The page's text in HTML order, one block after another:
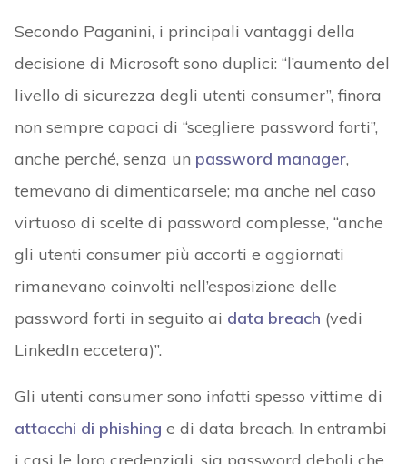
Secondo Paganini, i principali vantaggi della
decisione di Microsoft sono duplici: “l’aumento del
livello di sicurezza degli utenti consumer”, finora
non sempre capaci di “scegliere password forti”,
anche perché, senza un password manager,
temevano di dimenticarsele; ma anche nel caso
virtuoso di scelte di password complesse, “anche
gli utenti consumer più accorti e aggiornati
rimanevano coinvolti nell’esposizione delle
password forti in seguito ai data breach (vedi
LinkedIn eccetera)”.
Gli utenti consumer sono infatti spesso vittime di
attacchi di phishing e di data breach. In entrambi
i casi le loro credenziali, sia password deboli che